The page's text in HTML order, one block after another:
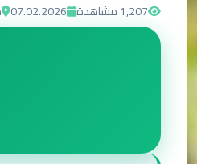
1,207مشاهدة 07.02.2026